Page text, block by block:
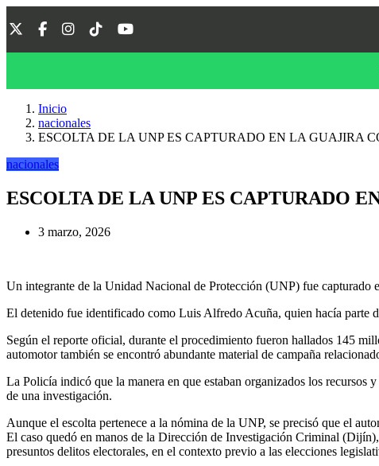
Inicio
nacionales
ESCOLTA DE LA UNP ES CAPTURADO EN LA GUAJIRA
nacionales
ESCOLTA DE LA UNP ES CAPTURADO
3 marzo, 2026
Un integrante de la Unidad Nacional de Protección (UNP) fue capturado
El detenido fue identificado como Luis Alfredo Acuña, quien hacía parte
Según el reporte oficial, durante el procedimiento fueron hallados 145
automotor también se encontró abundante material de campaña
La Policía indicó que la manera en que estaban organizados los
de una investigación.
Aunque el escolta pertenece a la nómina de la UNP, se precisó que el
El caso quedó en manos de la Dirección de Investigación Criminal
presuntos delitos electorales, en el contexto previo a las elecciones